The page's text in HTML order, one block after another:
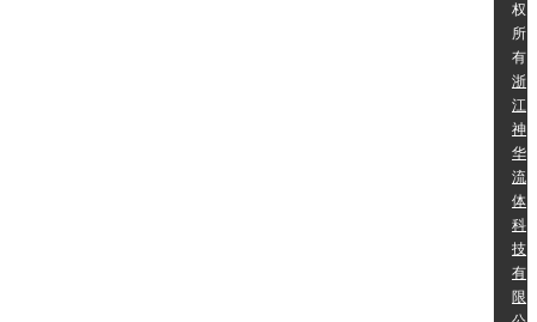
权
所
有:
浙
江
神
华
流
体
科
技
有
限